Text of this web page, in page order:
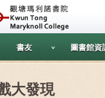
書友 圖書館資
大發現